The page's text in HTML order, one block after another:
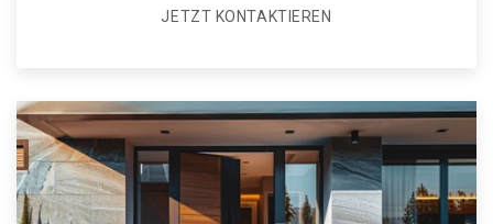
JETZT KONTAKTIEREN